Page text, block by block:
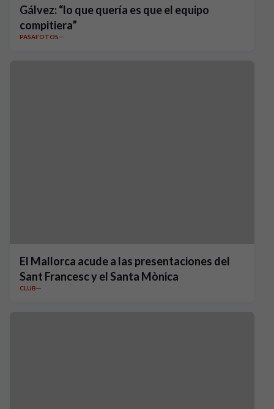
Gálvez: “lo que quería es que el equipo
compitiera”
PASAFOTOS
El Mallorca acude a las presentaciones del
Sant Francesc y el Santa Mònica
CLUB